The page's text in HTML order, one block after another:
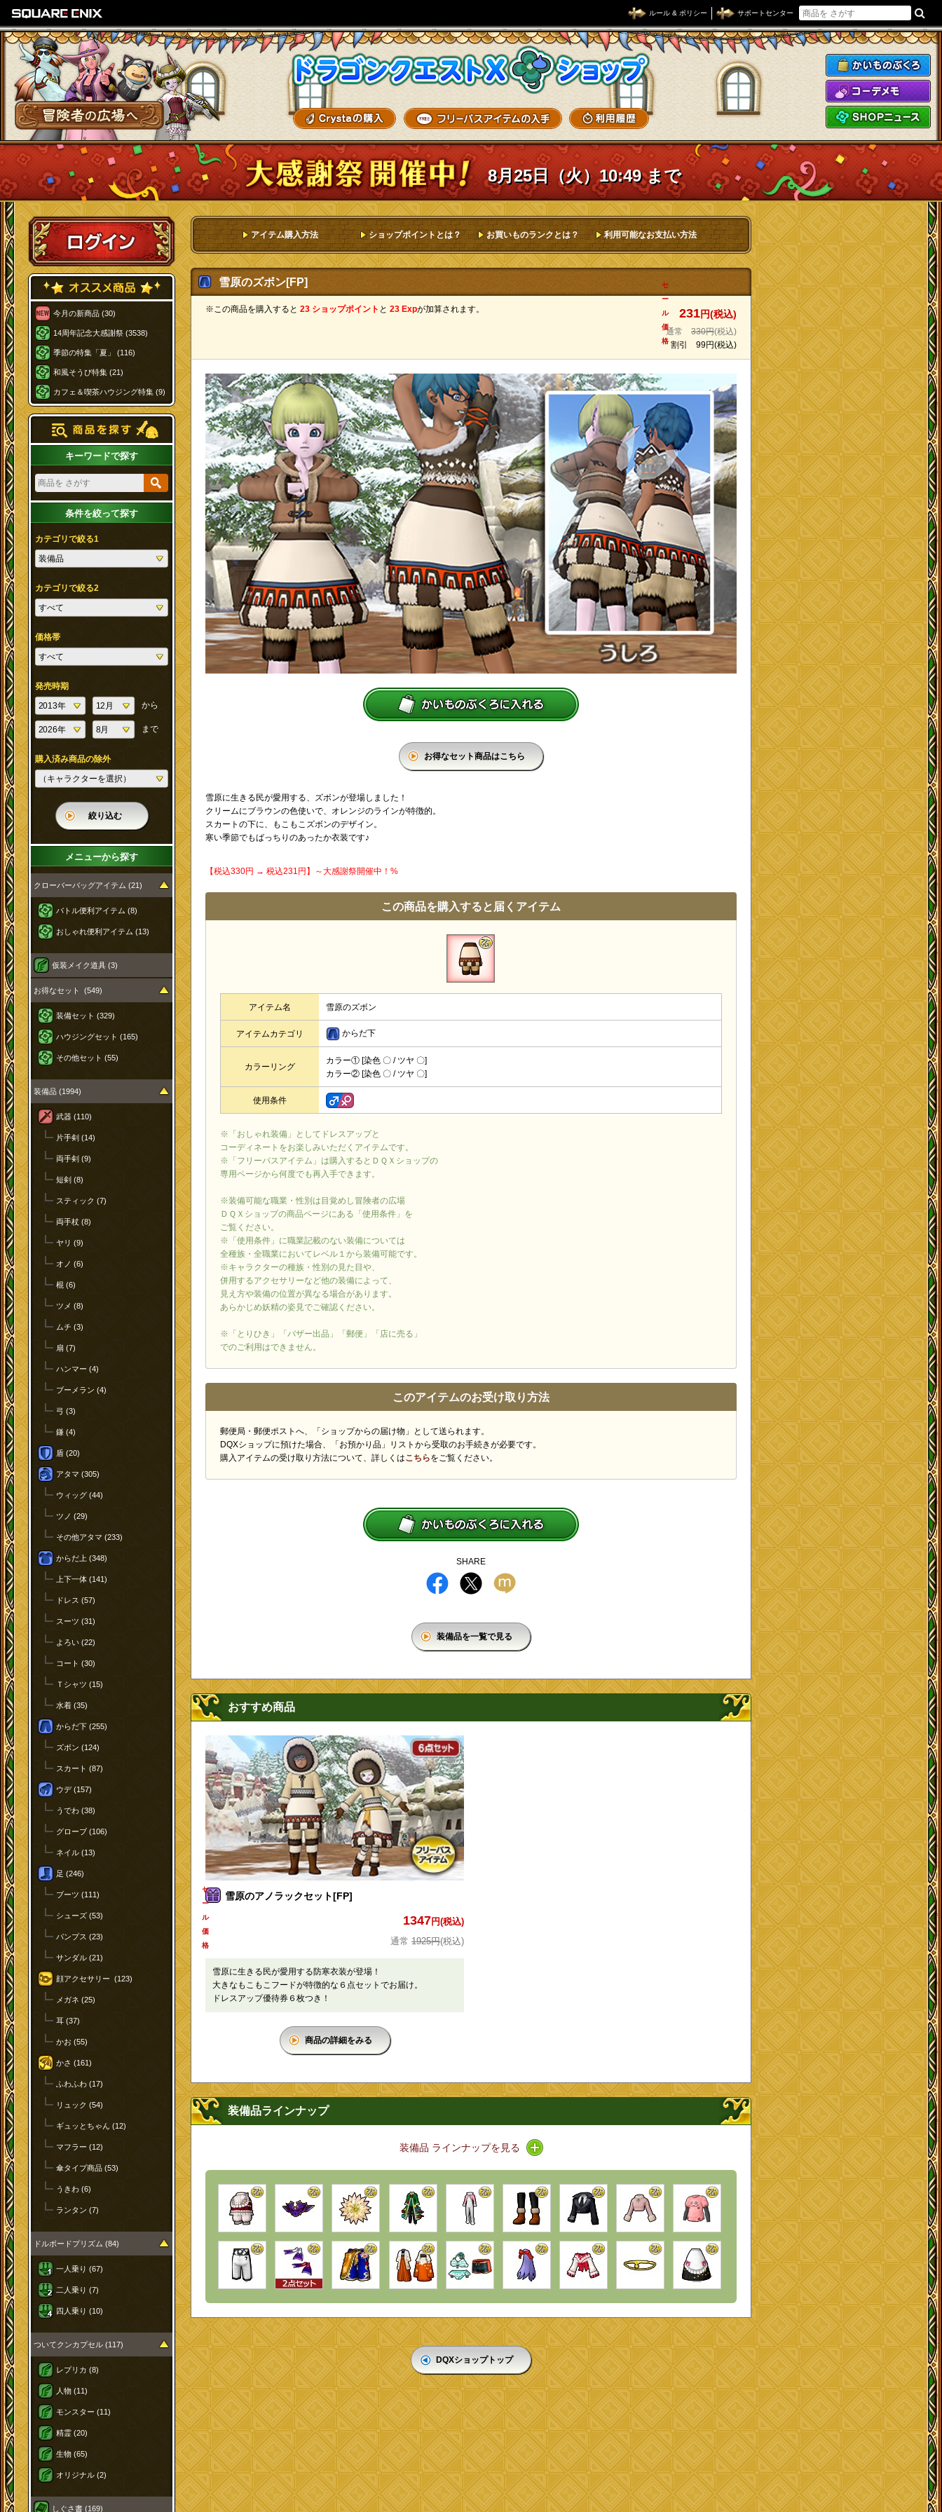
ルール & ポリシー サポートセンター
冒険者の広場へ
ドラゴンクエストXショップ
8月25日（火）10:49 まで
ログイン
今月の新商品 (30)
14周年記念大感謝祭 (3538)
季節の特集「夏」 (116)
和風そうび特集 (21)
カフェ＆喫茶ハウジング特集 (9)
キーワードで探す
条件を絞って探す
カテゴリで絞る1
カテゴリで絞る2
価格帯
発売時期
から
まで
購入済み商品の除外
絞り込む
メニューから探す
クローバーバッグアイテム (21)
バトル便利アイテム (8)
おしゃれ便利アイテム (13)
仮装メイク道具 (3)
お得なセット (549)
装備セット (329)
ハウジングセット (165)
その他セット (55)
装備品 (1994)
武器 (110)
片手剣 (14)
両手剣 (9)
短剣 (8)
スティック (7)
両手杖 (8)
ヤリ (9)
オノ (6)
棍 (6)
ツメ (8)
ムチ (3)
扇 (7)
ハンマー (4)
ブーメラン (4)
弓 (3)
鎌 (4)
盾 (20)
アタマ (305)
ウィッグ (44)
ツノ (29)
その他アタマ (233)
からだ上 (348)
上下一体 (141)
ドレス (57)
スーツ (31)
よろい (22)
コート (30)
Ｔシャツ (15)
水着 (35)
からだ下 (255)
ズボン (124)
スカート (87)
ウデ (157)
うでわ (38)
グローブ (106)
ネイル (13)
足 (246)
ブーツ (111)
シューズ (53)
パンプス (23)
サンダル (21)
顔アクセサリー (123)
メガネ (25)
耳 (37)
かお (55)
かさ (161)
ふわふわ (17)
リュック (54)
ギュッとちゃん (12)
マフラー (12)
傘タイプ商品 (53)
うきわ (6)
ランタン (7)
ドルボードプリズム (84)
一人乗り (67)
二人乗り (7)
四人乗り (10)
ついてクンカプセル (117)
レプリカ (8)
人物 (11)
モンスター (11)
精霊 (20)
生物 (65)
オリジナル (2)
しぐさ書 (169)
アイテム購入方法 ショップポイントとは？ お買いものランクとは？ 利用可能なお支払い方法
雪原のズボン[FP]
※この商品を購入すると 23 ショップポイント と 23 Expが加算されます。
セ
ー
ル
価
格
231円(税込)
通常 330円(税込)
割引 99円(税込)
お得なセット商品はこちら
雪原に生きる民が愛用する、ズボンが登場しました！
クリームにブラウンの色使いで、オレンジのラインが特徴的。
スカートの下に、もこもこズボンのデザイン。
寒い季節でもばっちりのあったか衣装です♪
【税込330円 → 税込231円】～大感謝祭開催中！%
この商品を購入すると届くアイテム
アイテム名 雪原のズボン
アイテムカテゴリ からだ下
カラーリング
カラー① [染色 〇 / ツヤ 〇]
カラー② [染色 〇 / ツヤ 〇]
使用条件
※「おしゃれ装備」としてドレスアップと
コーディネートをお楽しみいただくアイテムです。
※「フリーパスアイテム」は購入するとＤＱＸショップの
専用ページから何度でも再入手できます。
※装備可能な職業・性別は目覚めし冒険者の広場
ＤＱＸショップの商品ページにある「使用条件」を
ご覧ください。
※「使用条件」に職業記載のない装備については
全種族・全職業においてレベル１から装備可能です。
※キャラクターの種族・性別の見た目や、
併用するアクセサリーなど他の装備によって、
見え方や装備の位置が異なる場合があります。
あらかじめ妖精の姿見でご確認ください。
※「とりひき」「バザー出品」「郵便」「店に売る」
でのご利用はできません。
このアイテムのお受け取り方法
郵便局・郵便ポストへ、「ショップからの届け物」として送られます。
DQXショップに預けた場合、「お預かり品」リストから受取のお手続きが必要です。
購入アイテムの受け取り方法について、詳しくはこちらをご覧ください。
SHARE
装備品を一覧で見る
おすすめ商品
雪原のアノラックセット[FP]
セ
ー
ル
価
格
1347円(税込)
1925円(税込)
雪原に生きる民が愛用する防寒衣装が登場！
大きなもこもこフードが特徴的な６点セットでお届け。
ドレスアップ優待券６枚つき！
商品の詳細をみる
装備品ラインナップ
装備品 ラインナップを見る アイコン / ラインナップを開く、閉じる
DQXショップトップ